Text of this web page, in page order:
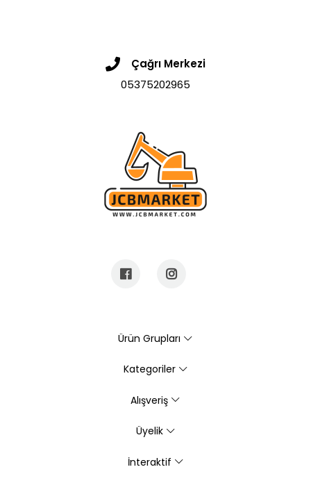
Çağrı Merkezi
05375202965
Ürün Grupları
Kategoriler
Alışveriş
Üyelik
İnteraktif